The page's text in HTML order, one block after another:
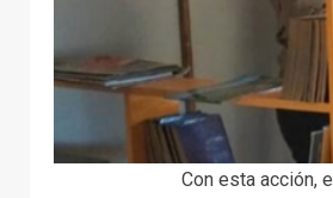
Con esta acción,